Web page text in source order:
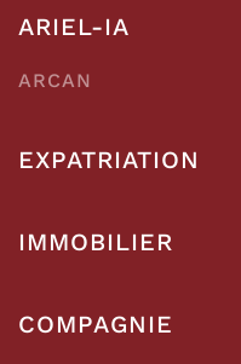
ARIEL-IA
ARCAN
EXPATRIATION
IMMOBILIER
COMPAGNIE